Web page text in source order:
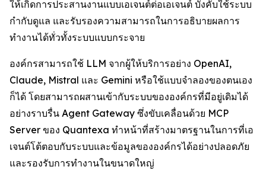
ให้เกิดการประสานงานแบบเอเจนต์ต่อเอเจนต์ บังคับใช้ระบบ
กำกับดูแล และรับรองความสามารถในการอธิบายผลการ
ทำงานได้ทั่วทั้งระบบแบบกระจาย
องค์กรสามารถใช้ LLM จากผู้ให้บริการอย่าง OpenAI,
Claude, Mistral และ Gemini หรือใช้แบบจำลองของตนเอง
ก็ได้ โดยสามารถผสานเข้ากับระบบขององค์กรที่มีอยู่เดิมได้
อย่างราบรื่น Agent Gateway ซึ่งขับเคลื่อนด้วย MCP
Server ของ Quantexa ทำหน้าที่สร้างมาตรฐานในการที่เอ
เจนต์โต้ตอบกับระบบและข้อมูลขององค์กรได้อย่างปลอดภัย
และรองรับการทำงานในขนาดใหญ่